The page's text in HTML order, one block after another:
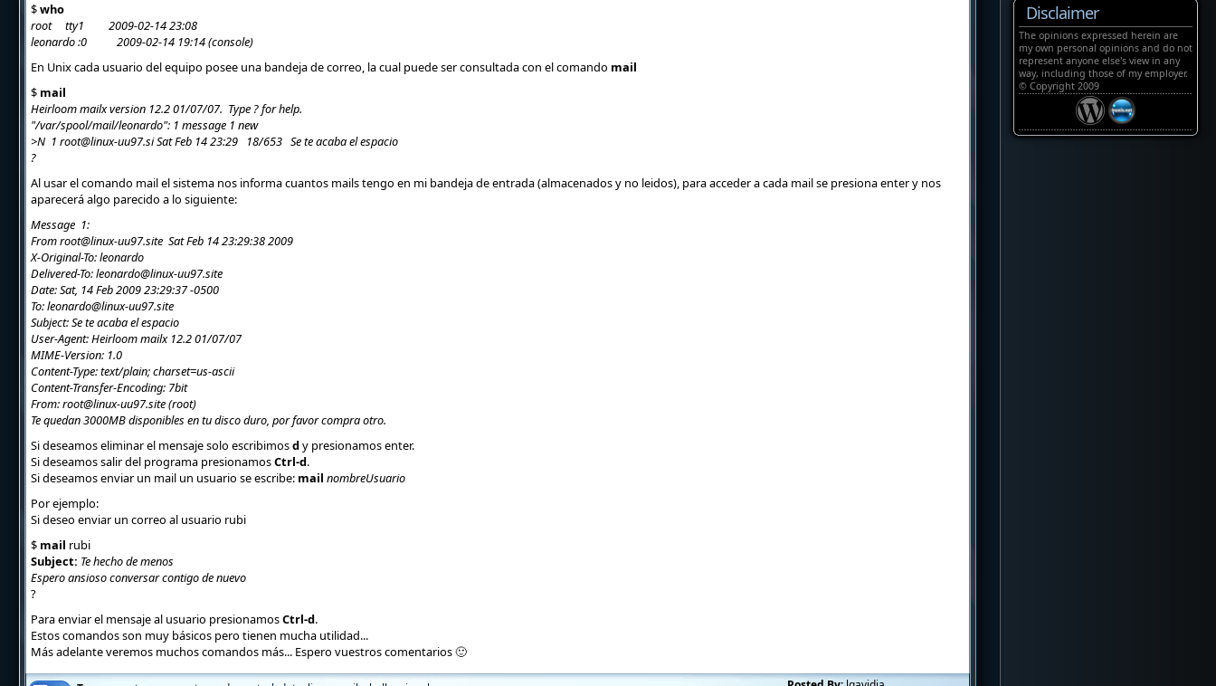
$who
root tty1 2009-02-14 23:08
leonardo :0 2009-02-14 19:14 (console)
En Unix cada usuario del equipo posee una bandeja de correo, la cual puede ser consultada con el comando mail
$ mail
Heirloom mailx version 12.2 01/07/07. Type ? for help.
"/var/spool/mail/leonardo": 1 message 1 new
>N 1 root@linux-uu97.si Sat Feb 14 23:29 18/653 Se te acaba el espacio
?
Al usar el comando mail el sistema nos informa cuantos mails tengo en mi bandeja de entrada (almacenados y no leidos), para acceder a cada mail se presiona enter y nos
aparecerá algo parecido a lo siguiente:
Message 1:
From root@linux-uu97.site Sat Feb 14 23:29:38 2009
X-Original-To: leonardo
Delivered-To: leonardo@linux-uu97.site
Date: Sat, 14 Feb 2009 23:29:37 -0500
To: leonardo@linux-uu97.site
Subject: Se te acaba el espacio
User-Agent: Heirloom mailx 12.2 01/07/07
MIME-Version: 1.0
Content-Type: text/plain; charset=us-ascii
Content-Transfer-Encoding: 7bit
From: root@linux-uu97.site (root)
Te quedan 3000MB disponibles en tu disco duro, por favor compra otro.
Si deseamos eliminar el mensaje solo escribimosdy presionamos enter.
Si deseamos salir del programa presionamosCtrl-d.
Si deseamos enviar un mail un usuario se escribe: mail nombreUsuario
Por ejemplo:
Si deseo enviar un correo al usuario rubi
$mail rubi
Subject: Te hecho de menos
Espero ansioso conversar contigo de nuevo
?
Para enviar el mensaje al usuario presionamosCtrl-d.
Estos comandos son muy básicos pero tienen mucha utilidad...
Más adelante veremos muchos comandos más... Espero vuestros comentarios 🙂
Disclaimer
The opinions expressed herein are
my own personal opinions and do not
represent anyone else's view in any
way, including those of my employer.
© Copyright 2009